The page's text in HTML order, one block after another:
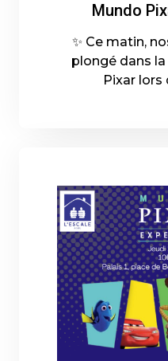
Mundo
✨ Ce matin,
plongé dans la
Pixar lors